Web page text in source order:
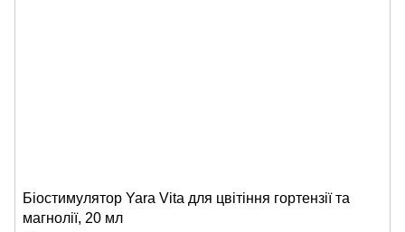
Біостимулятор Yara Vita для цвітіння гортензії та
магнолії, 20 мл